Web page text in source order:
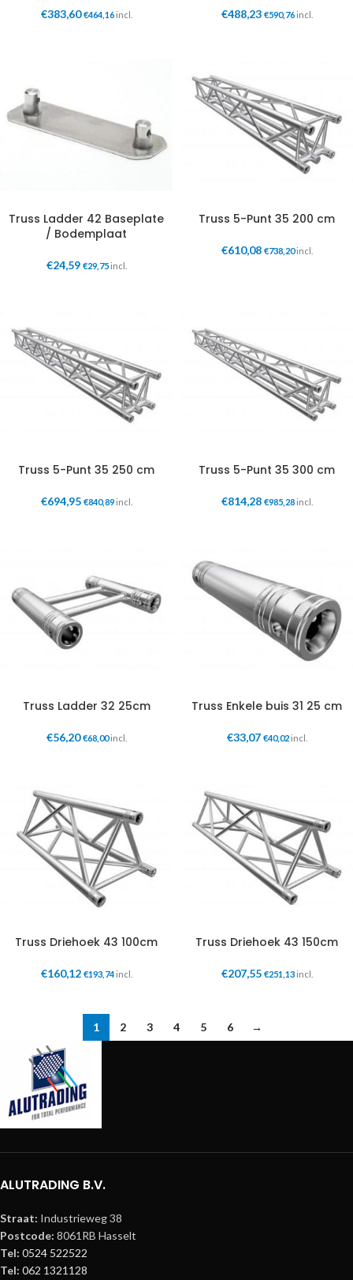
€383,60 €464,16incl. €488,23 €590,76incl.
Truss Ladder 42 Baseplate
/ Bodemplaat
€24,59 €29,75incl.
Truss 5-Punt 35 200 cm
€610,08 €738,20incl.
Truss 5-Punt 35 250 cm
€694,95 €840,89incl.
Truss 5-Punt 35 300 cm
€814,28 €985,28incl.
Truss Ladder 32 25cm
€56,20 €68,00incl.
Truss Enkele buis 31 25 cm
€33,07 €40,02incl.
Truss Driehoek 43 100cm
€160,12 €193,74incl.
Truss Driehoek 43 150cm
€207,55 €251,13incl.
1 2 3 4 5 6 →
ALUTRADING B.V.
Straat: Industrieweg 38
Postcode: 8061RB Hasselt
Tel: 0524 522522
Tel: 062 1321128